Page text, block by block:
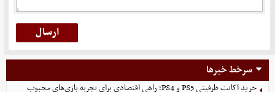
سرخط خبرها
خرید اکانت ظرفیتی PS5 و PS4؛ راهی اقتصادی برای تجربه بازی‌های محبوب